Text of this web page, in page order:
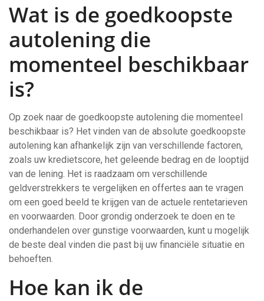
Wat is de goedkoopste
autolening die
momenteel beschikbaar
is?
Op zoek naar de goedkoopste autolening die momenteel
beschikbaar is? Het vinden van de absolute goedkoopste
autolening kan afhankelijk zijn van verschillende factoren,
zoals uw kredietscore, het geleende bedrag en de looptijd
van de lening. Het is raadzaam om verschillende
geldverstrekkers te vergelijken en offertes aan te vragen
om een goed beeld te krijgen van de actuele rentetarieven
en voorwaarden. Door grondig onderzoek te doen en te
onderhandelen over gunstige voorwaarden, kunt u mogelijk
de beste deal vinden die past bij uw financiële situatie en
behoeften.
Hoe kan ik de